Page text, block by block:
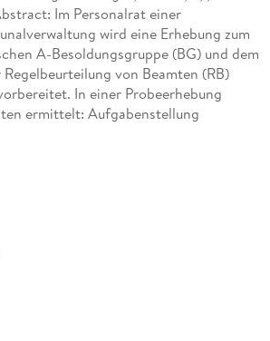
Im Personalrat einer
wird eine Erhebung zum
A-Besoldungsgruppe (BG) und dem
von Beamten (RB)
In einer Probeerhebung
ermittelt: Aufgabenstellung
Fall die Verwendung des
kleinen Großstadt wird untersucht,
Eingang von Wohngeldanträgen zu
letzten 5 Jahren gingen in den
Anträge ein: Aufgabenstellung